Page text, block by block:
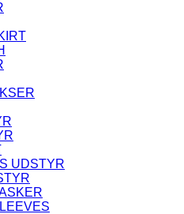
UDSTYR